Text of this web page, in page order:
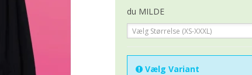
du MILDE
Vælg Størrelse (XS-XXXL)
Vælg Variant